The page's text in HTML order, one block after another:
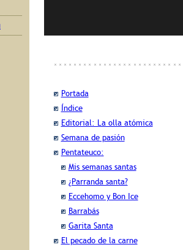
Portada
Índice
Editorial: La olla atómica
Semana de pasión
Pentateuco:
Mis semanas santas
¿Parranda santa?
Eccehomo y Bon Ice
Barrabás
Garita Santa
El pecado de la carne